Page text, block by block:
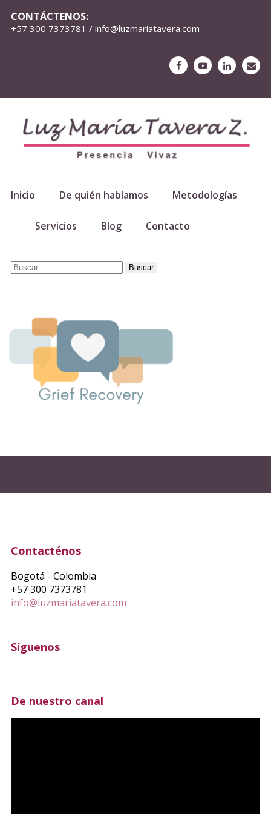
CONTÁCTENOS:
+57 300 7373781 / info@luzmariatavera.com
Inicio De quién hablamos Metodologías
Servicios Blog Contacto
Buscar:
Contacténos
Bogotá - Colombia
+57 300 7373781
info@luzmariatavera.com
Síguenos
De nuestro canal